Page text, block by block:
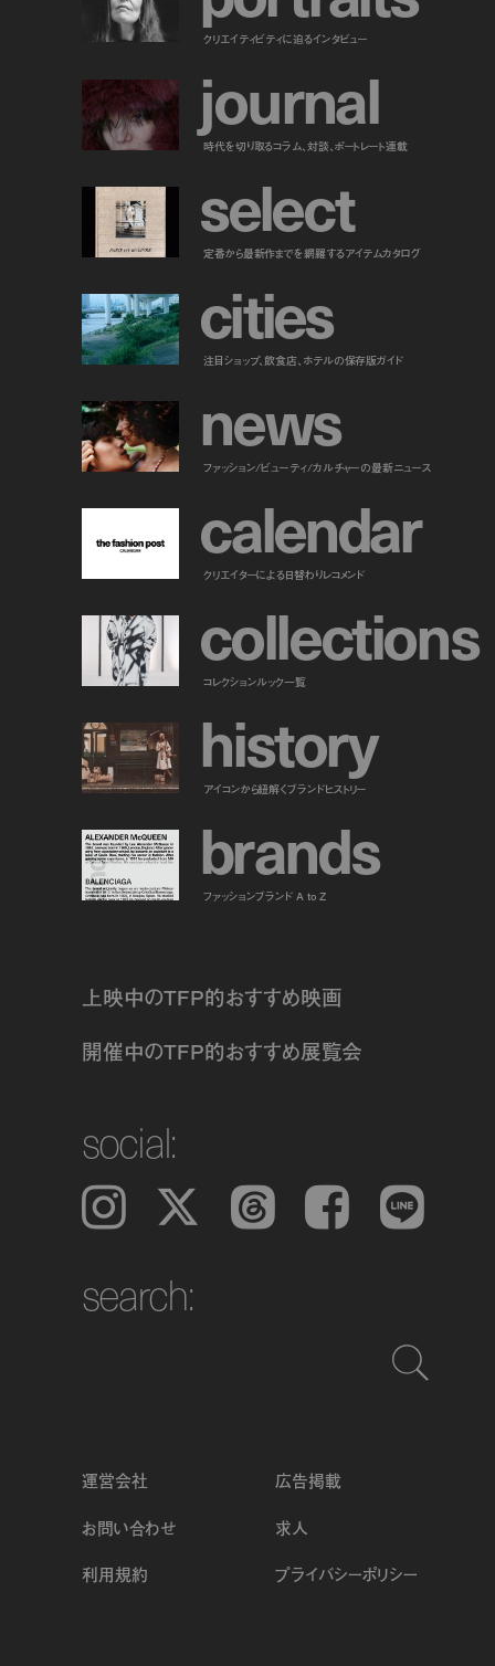
クリエイティビティに迫るインタビュー
journal
時代を切り取るコラム、対談、ポートレート連載
select
定番から最新作までを網羅するアイテムカタログ
cities
注目ショップ、飲食店、ホテルの保存版ガイド
news
ファッション/ビューティ/カルチャーの最新ニュース
calendar
クリエイターによる日替わりレコメンド
collections
コレクションルック一覧
history
アイコンから紐解くブランドヒストリー
brands
ファッションブランド A to Z
上映中のTFP的おすすめ映画
開催中のTFP的おすすめ展覧会
social:
Instagram 𝕏 Threads Facebook LINE
search:
運営会社
広告掲載
お問い合わせ
求人
利用規約
プライバシーポリシー